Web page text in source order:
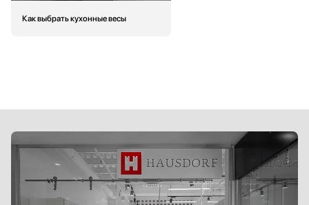
Как выбрать кухонные весы